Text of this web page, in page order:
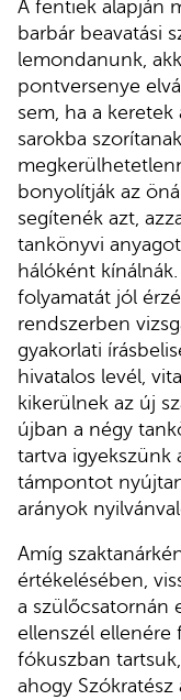
A fentiek alapján
barbár beavatási
lemondanunk,
pontversenye
sem, ha a keretek
sarokba
bonyolítják az
segítenék azt,
tankönyvi
hálóként
folyamatát jól
rendszerben
gyakorlati
hivatalos levél,
kikerülnek az új
újban a négy
tartva igyekszünk
támpontot
arányok
Amíg
értékelésében,
a szülőcsatornán
ellenszél ellenére
fókuszban
ahogy